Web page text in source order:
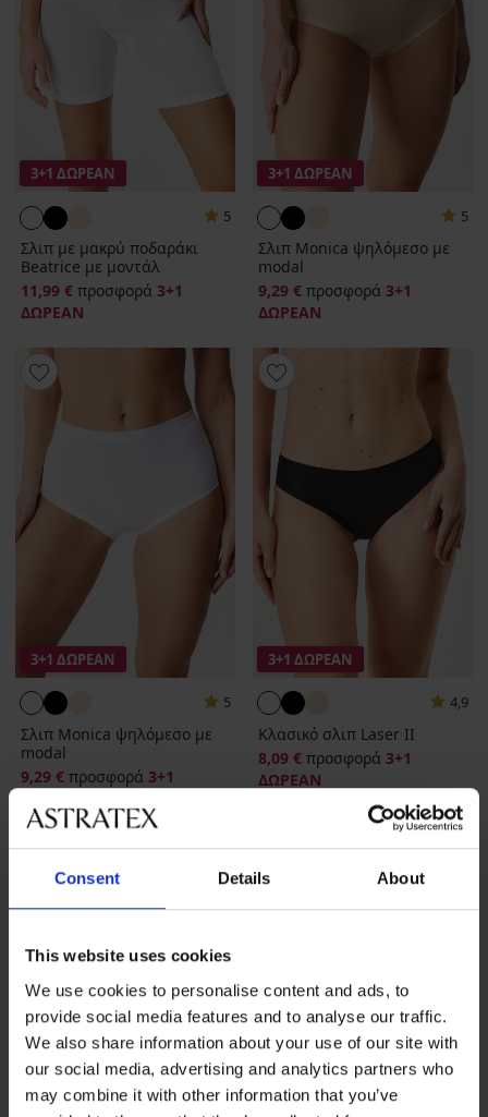
Consent Details About
This website uses cookies
We use cookies to personalise content and ads, to
provide social media features and to analyse our traffic.
We also share information about your use of our site with
our social media, advertising and analytics partners who
may combine it with other information that you’ve
3+1 ΔΩΡΕΑΝ
5
Σλιπ με μακρύ ποδαράκι
Beatrice με μοντάλ
11,99 € προσφορά 3+1
ΔΩΡΕΑΝ
3+1 ΔΩΡΕΑΝ
5
Σλιπ Monica ψηλόμεσο με
modal
9,29 € προσφορά 3+1
ΔΩΡΕΑΝ
3+1 ΔΩΡΕΑΝ
5
Σλιπ Monica ψηλόμεσο με
modal
9,29 € προσφορά 3+1
3+1 ΔΩΡΕΑΝ
4,9
Κλασικό σλιπ Laser II
8,09 € προσφορά 3+1
ΔΩΡΕΑΝ